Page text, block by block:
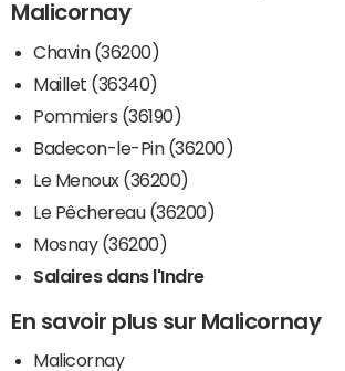
Malicornay
Chavin (36200)
Maillet (36340)
Pommiers (36190)
Badecon-le-Pin (36200)
Le Menoux (36200)
Le Pêchereau (36200)
Mosnay (36200)
Salaires dans l'Indre
En savoir plus sur Malicornay
Malicornay